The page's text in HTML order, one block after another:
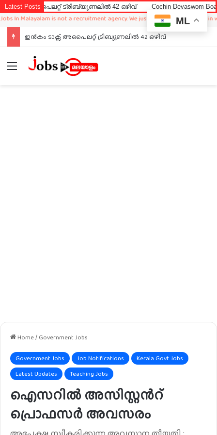
Latest Posts
അപൈലറ്റ് ട്രിബ്യൂണലിൽ 42 ഒഴിവ് Cochin Devaswom Board LD
Malayalam is not a recruitment agency. We just sharing available job in
ഇൻകം ടാക്സ് അപൈലറ്റ് ട്രിബ്യൂണലിൽ 42 ഒഴിവ്
Menu
Home/ Government Jobs
Government Jobs Job Notifications
Kerala Govt Jobs
Latest Updates
Teaching Jobs
ഐസറിൽ അസിസ്റ്റൻറ്
പ്രൊഫസർ അവസരം
ML